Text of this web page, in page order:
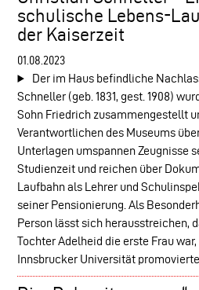
schulische Lebens-
der Kaiserzeit
01.08.2023
Der im Haus befindliche
Schneller (geb. 1831, gest. 1908)
Sohn Friedrich zusammengestellt
Verantwortlichen des Museums
Unterlagen umspannen Zeugnisse
Studienzeit und reichen über
Laufbahn als Lehrer und
seiner Pensionierung. Als
Person lässt sich herausstreichen,
Tochter Adelheid die erste Frau
Innsbrucker Universität promovierte.